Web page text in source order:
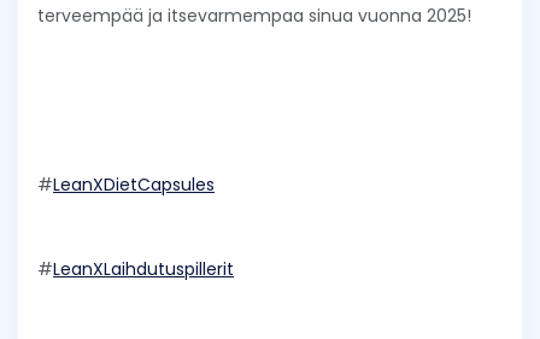
terveempää ja itsevarmempaa sinua vuonna 2025!
#LeanXDietCapsules
#LeanXLaihdutuspillerit